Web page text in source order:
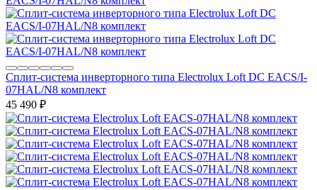
Сплит-система инверторного типа Electrolux Loft DC EACS/I-
07HAL/N8 комплект
45 490 ₽